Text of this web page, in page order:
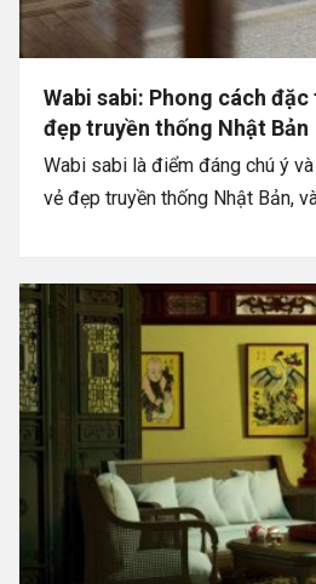
Wabi sabi: Phong cách
đẹp truyền thống Nhật Bản
Wabi sabi là điểm đáng chú ý
vẻ đẹp truyền thống Nhật Bản,